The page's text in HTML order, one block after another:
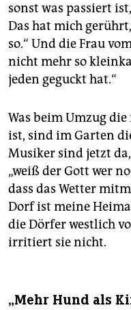
sonst was passiert
Das hat mich
so.“ Und die Frau
nicht mehr so
jeden geguckt hat.“
Was beim Umzug
ist, sind im Garten
Musiker sind jetzt
„weiß der Gott wer
dass das Wetter
Dorf ist meine
die Dörfer westlich
irritiert sie nicht.
„Mehr Hund als